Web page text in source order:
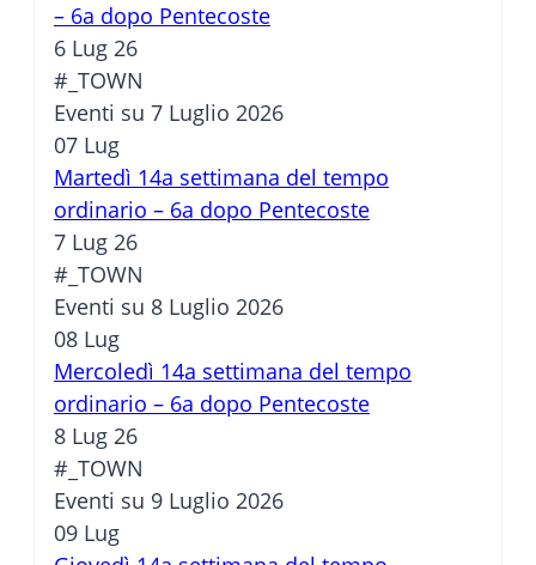
– 6a dopo Pentecoste
6 Lug 26
#_TOWN
Eventi su 7 Luglio 2026
07 Lug
Martedì 14a settimana del tempo
ordinario – 6a dopo Pentecoste
7 Lug 26
#_TOWN
Eventi su 8 Luglio 2026
08 Lug
Mercoledì 14a settimana del tempo
ordinario – 6a dopo Pentecoste
8 Lug 26
#_TOWN
Eventi su 9 Luglio 2026
09 Lug